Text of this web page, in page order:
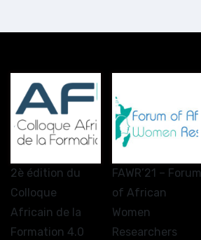
2è édition du
Colloque
Africain de la
Formation 4.0
FAWR’21 – Forum
of African
Women
Researchers